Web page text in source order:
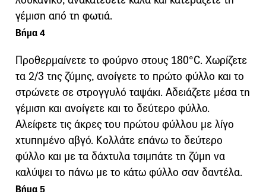
γέμιση από τη φωτιά.
Βήμα 4
Προθερμαίνετε το φούρνο στους 180°C. Χωρίζετε
τα 2/3 της ζύμης, ανοίγετε το πρώτο φύλλο και το
στρώνετε σε στρογγυλό ταψάκι. Αδειάζετε μέσα τη
γέμιση και ανοίγετε και το δεύτερο φύλλο.
Αλείφετε τις άκρες του πρώτου φύλλου με λίγο
χτυπημένο αβγό. Κολλάτε επάνω το δεύτερο
φύλλο και με τα δάχτυλα τσιμπάτε τη ζύμη να
καλύψει το πάνω με το κάτω φύλλο σαν δαντέλα.
Βήμα 5